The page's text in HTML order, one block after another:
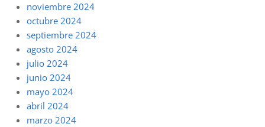
noviembre 2024
octubre 2024
septiembre 2024
agosto 2024
julio 2024
junio 2024
mayo 2024
abril 2024
marzo 2024